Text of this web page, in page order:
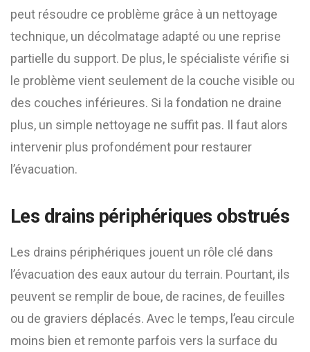
peut résoudre ce problème grâce à un nettoyage
technique, un décolmatage adapté ou une reprise
partielle du support. De plus, le spécialiste vérifie si
le problème vient seulement de la couche visible ou
des couches inférieures. Si la fondation ne draine
plus, un simple nettoyage ne suffit pas. Il faut alors
intervenir plus profondément pour restaurer
l’évacuation.
Les drains périphériques obstrués
Les drains périphériques jouent un rôle clé dans
l’évacuation des eaux autour du terrain. Pourtant, ils
peuvent se remplir de boue, de racines, de feuilles
ou de graviers déplacés. Avec le temps, l’eau circule
moins bien et remonte parfois vers la surface du